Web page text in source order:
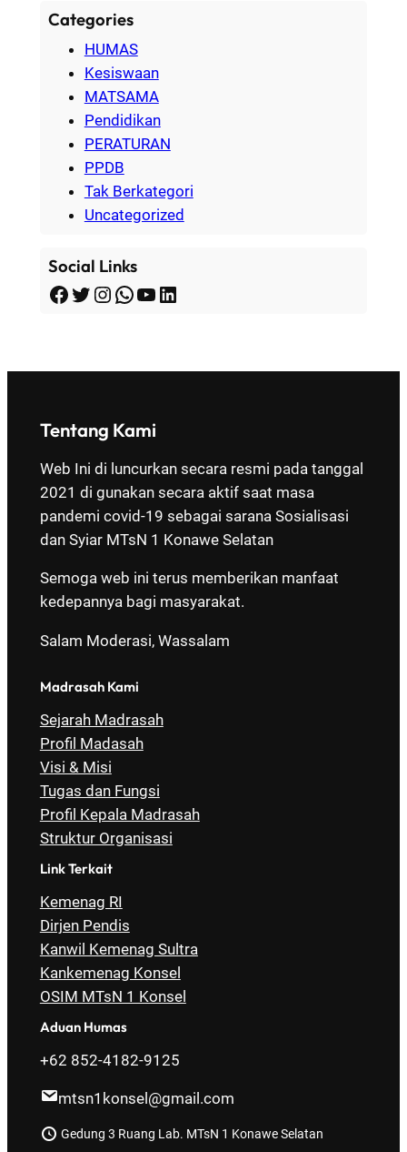
Categories
HUMAS
Kesiswaan
MATSAMA
Pendidikan
PERATURAN
PPDB
Tak Berkategori
Uncategorized
Social Links
Facebook Twitter Instagram WhatsApp YouTube LinkedIn
Tentang Kami
Web Ini di luncurkan secara resmi pada tanggal
2021 di gunakan secara aktif saat masa
pandemi covid-19 sebagai sarana Sosialisasi
dan Syiar MTsN 1 Konawe Selatan
Semoga web ini terus memberikan manfaat
kedepannya bagi masyarakat.
Salam Moderasi, Wassalam
Madrasah Kami
Sejarah Madrasah
Profil Madasah
Visi & Misi
Tugas dan Fungsi
Profil Kepala Madrasah
Struktur Organisasi
Link Terkait
Kemenag RI
Dirjen Pendis
Kanwil Kemenag Sultra
Kankemenag Konsel
OSIM MTsN 1 Konsel
Aduan Humas
+62 852-4182-9125
mtsn1konsel@gmail.com
Gedung 3 Ruang Lab. MTsN 1 Konawe Selatan